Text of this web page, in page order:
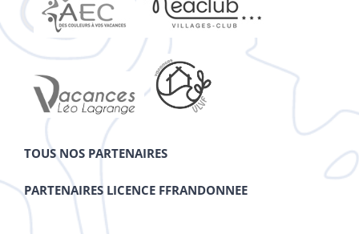
TOUS NOS PARTENAIRES
PARTENAIRES LICENCE FFRANDONNEE